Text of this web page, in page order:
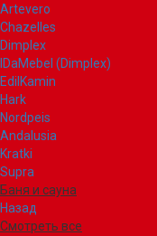
Artevero
Chazelles
Dimplex
IDaMebel (Dimplex)
EdilKamin
Hark
Nordpeis
Andalusia
Kratki
Supra
Баня и сауна
Назад
Смотреть все